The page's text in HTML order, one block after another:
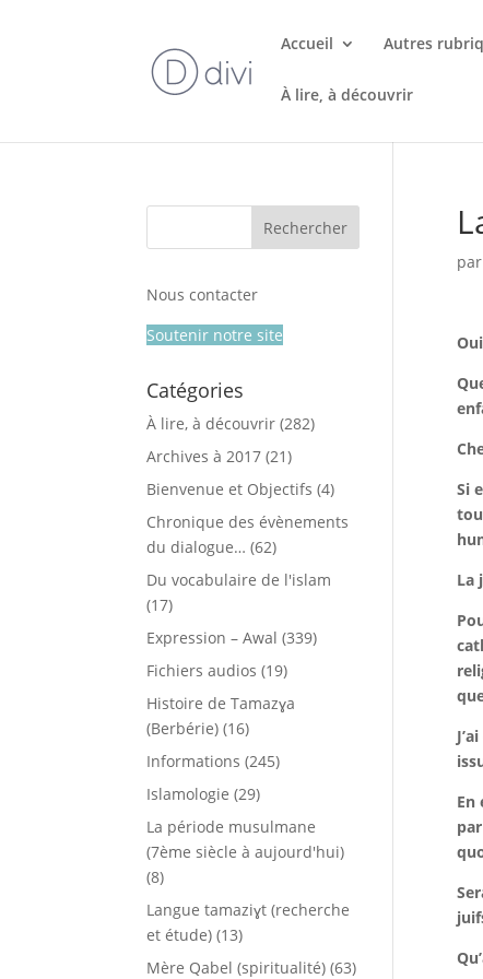
Accueil Autres
À lire, à découvrir
par
Si
La
En
par
Nous contacter
Soutenir notre site
Catégories
À lire, à découvrir (282)
Archives à 2017 (21)
Bienvenue et Objectifs (4)
Chronique des évènements
du dialogue… (62)
Du vocabulaire de l'islam
(17)
Expression – Awal (339)
Fichiers audios (19)
Histoire de Tamazɣa
(Berbérie) (16)
Informations (245)
Islamologie (29)
La période musulmane
(7ème siècle à aujourd'hui)
(8)
Langue tamaziɣt (recherche
et étude) (13)
Mère Qabel (spiritualité) (63)